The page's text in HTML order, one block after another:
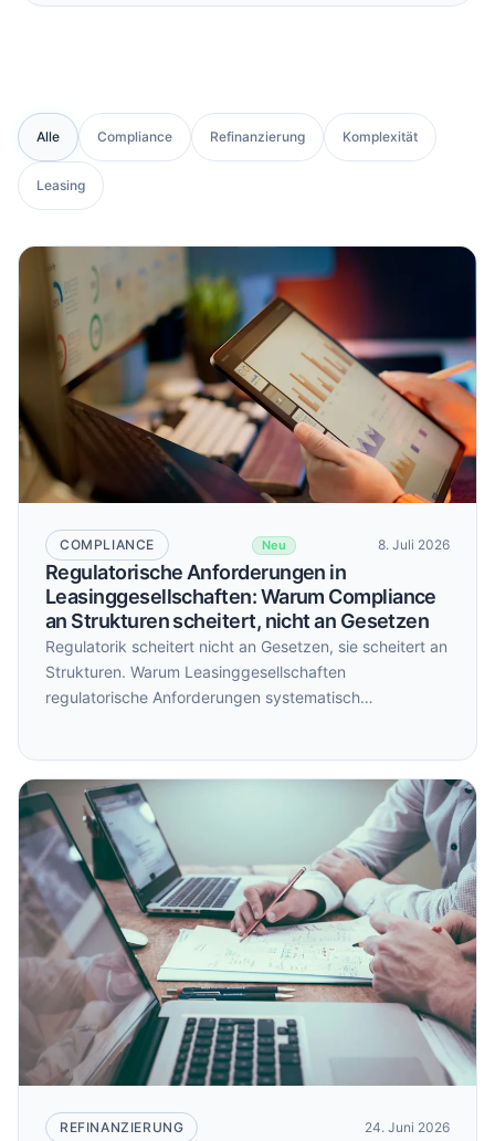
Alle Compliance Refinanzierung Komplexität
Leasing
COMPLIANCE Neu 8. Juli 2026
Regulatorische Anforderungen in
Leasinggesellschaften: Warum Compliance
an Strukturen scheitert, nicht an Gesetzen
Regulatorik scheitert nicht an Gesetzen, sie scheitert an
Strukturen. Warum Leasinggesellschaften
regulatorische Anforderungen systematisch
REFINANZIERUNG 24. Juni 2026